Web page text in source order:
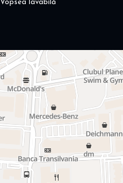
Vopsea lavabilă